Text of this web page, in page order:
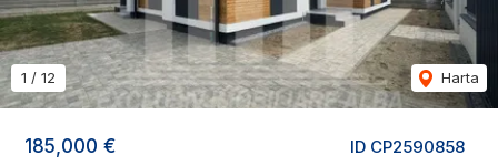
ID CP2590858
185,000 €
1 / 12 Harta